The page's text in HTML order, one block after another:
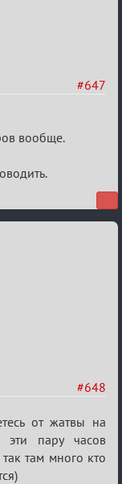
#647
вообще.
#648
от жатвы на
пару часов
там много кто